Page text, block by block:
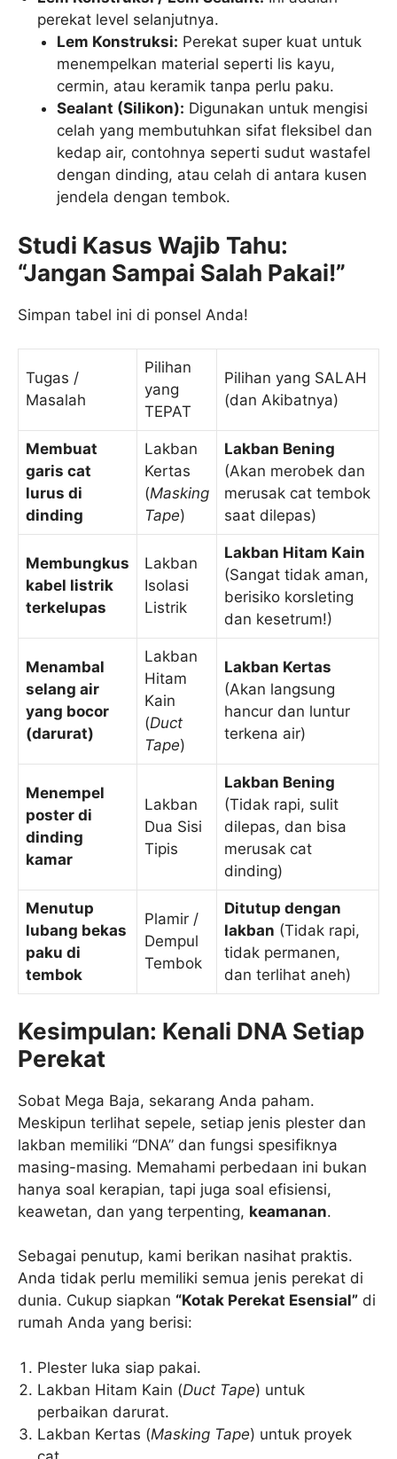
perekat level selanjutnya.
Lem Konstruksi: Perekat super kuat untuk
menempelkan material seperti lis kayu,
cermin, atau keramik tanpa perlu paku.
Sealant (Silikon): Digunakan untuk mengisi
celah yang membutuhkan sifat fleksibel dan
kedap air, contohnya seperti sudut wastafel
dengan dinding, atau celah di antara kusen
jendela dengan tembok.
Studi Kasus Wajib Tahu:
“Jangan Sampai Salah Pakai!”
Simpan tabel ini di ponsel Anda!
Tugas /
Masalah
Pilihan
yang
TEPAT
Pilihan yang SALAH
(dan Akibatnya)
Membuat
garis cat
lurus di
dinding
Lakban
Kertas
(Masking
Tape)
Lakban Bening
(Akan merobek dan
merusak cat tembok
saat dilepas)
Membungkus
kabel listrik
terkelupas
Lakban
Isolasi
Listrik
Lakban Hitam Kain
(Sangat tidak aman,
berisiko korsleting
dan kesetrum!)
Menambal
selang air
yang bocor
(darurat)
Lakban
Hitam
Kain
(Duct
Tape)
Lakban Kertas
(Akan langsung
hancur dan luntur
terkena air)
Menempel
poster di
dinding
kamar
Lakban
Dua Sisi
Tipis
Lakban Bening
(Tidak rapi, sulit
dilepas, dan bisa
merusak cat
dinding)
Menutup
lubang bekas
paku di
tembok
Plamir /
Dempul
Tembok
Ditutup dengan
lakban (Tidak rapi,
tidak permanen,
dan terlihat aneh)
Kesimpulan: Kenali DNA Setiap
Perekat
Sobat Mega Baja, sekarang Anda paham.
Meskipun terlihat sepele, setiap jenis plester dan
lakban memiliki “DNA” dan fungsi spesifiknya
masing-masing. Memahami perbedaan ini bukan
hanya soal kerapian, tapi juga soal efisiensi,
keawetan, dan yang terpenting, keamanan.
Sebagai penutup, kami berikan nasihat praktis.
Anda tidak perlu memiliki semua jenis perekat di
dunia. Cukup siapkan “Kotak Perekat Esensial” di
rumah Anda yang berisi:
Plester luka siap pakai.
Lakban Hitam Kain (Duct Tape) untuk
perbaikan darurat.
Lakban Kertas (Masking Tape) untuk proyek